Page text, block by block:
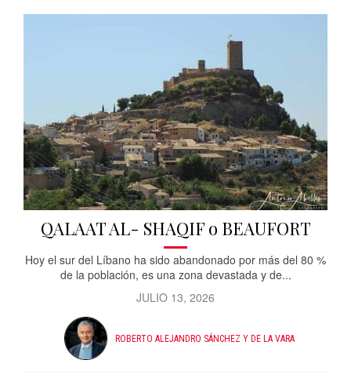
QALAAT AL- SHAQIF o BEAUFORT
Hoy el sur del Líbano ha sido abandonado por más del 80 %
de la población, es una zona devastada y de...
JULIO 13, 2026
ROBERTO ALEJANDRO SÁNCHEZ Y DE LA VARA